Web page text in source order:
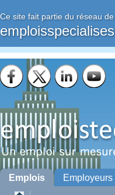
Ce site fait partie du réseau
emploisspecialises
Emplois Employeurs